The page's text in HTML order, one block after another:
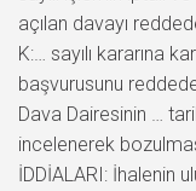
açılan davayı
K:… sayılı kararına
başvurusunu
Dava Dairesinin …
incelenerek
İDDİALARI: İhalenin